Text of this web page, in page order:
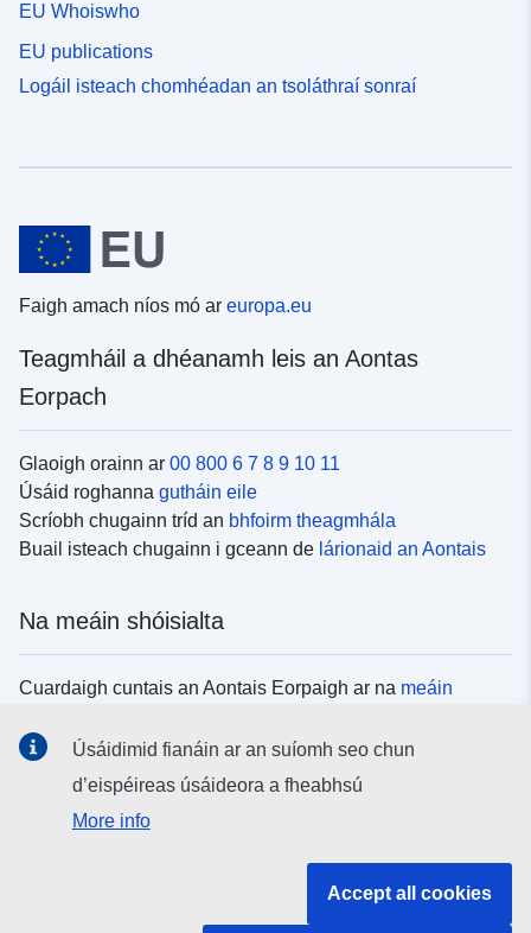
EU Whoiswho
EU publications
Logáil isteach chomhéadan an tsoláthraí sonraí
Faigh amach níos mó ar europa.eu
Teagmháil a dhéanamh leis an Aontas
Eorpach
Glaoigh orainn ar 00 800 6 7 8 9 10 11
Úsáid roghanna gutháin eile
Scríobh chugainn tríd an bhfoirm theagmhála
Buail isteach chugainn i gceann de lárionaid an Aontais
Na meáin shóisialta
Cuardaigh cuntais an Aontais Eorpaigh ar na meáin
Úsáidimid fianáin ar an suíomh seo chun
d’eispéireas úsáideora a fheabhsú
More info
Accept all cookies